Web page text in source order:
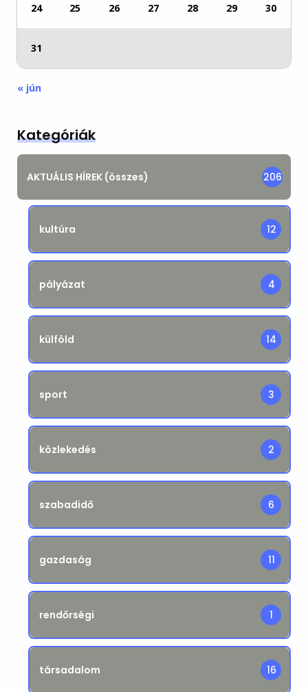
24 25 26 27 28 29 30
31
« jún
Kategóriák
AKTUÁLIS HÍREK (összes) 206
kultúra 12
pályázat 4
külföld 14
sport 3
közlekedés 2
szabadidő 6
gazdaság 11
rendőrségi 1
társadalom 16